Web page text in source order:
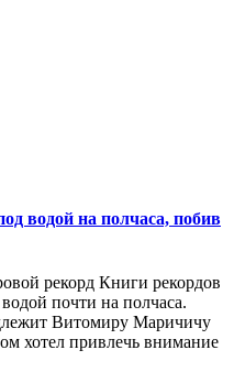
водой на полчаса, побив
рекорд Книги рекордов
почти на полчаса.
Витомиру Маричичу
хотел привлечь внимание